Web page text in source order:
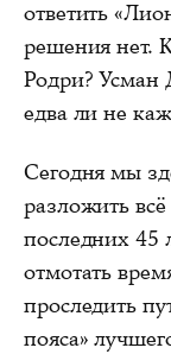
ответить
решения нет.
Родри? Усман
едва ли не
Сегодня мы
разложить
последних 45
отмотать
проследить
пояса»